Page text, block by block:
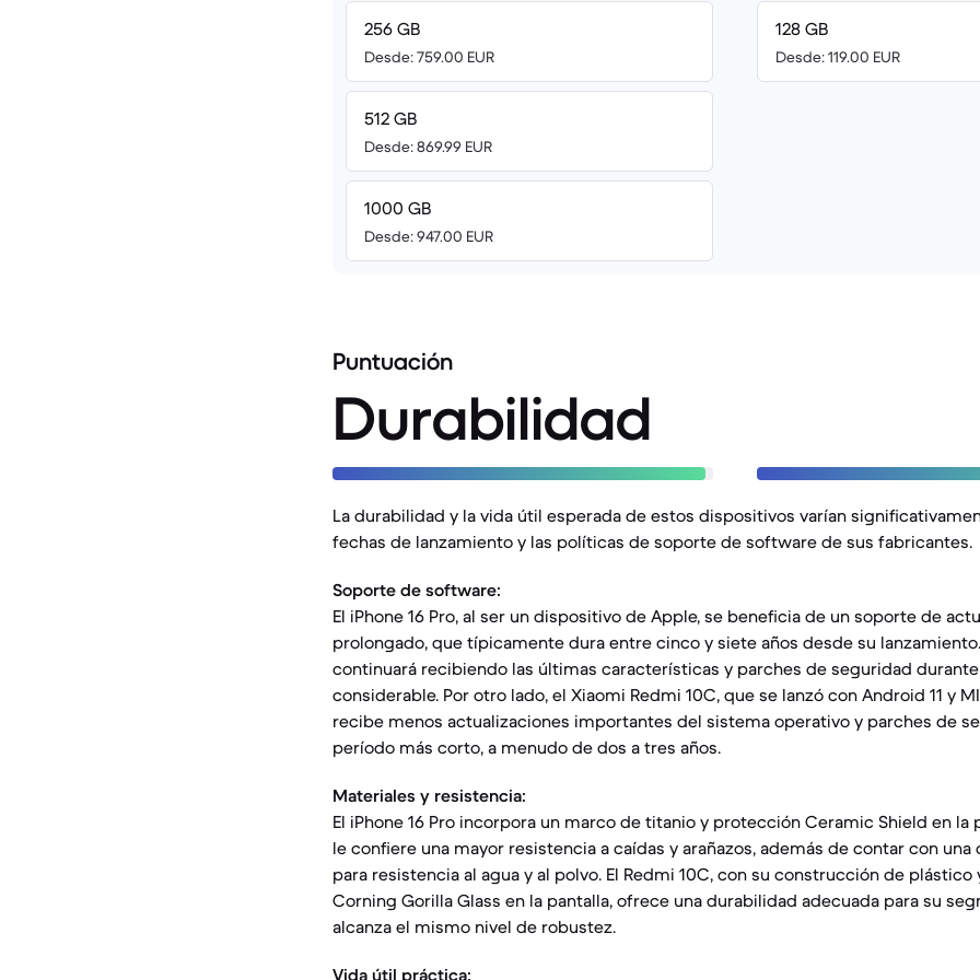
256 GB
Desde: 759.00 EUR
512 GB
Desde: 869.99 EUR
1000 GB
Desde: 947.00 EUR
128 GB
Desde: 119.00 EUR
Puntuación
Durabilidad
La durabilidad y la vida útil esperada de estos dispositivos varían
fechas de lanzamiento y las políticas de soporte de software de sus fabricantes.
Soporte de software:
El iPhone 16 Pro, al ser un dispositivo de Apple, se beneficia de un soporte de
prolongado, que típicamente dura entre cinco y siete años desde su
continuará recibiendo las últimas características y parches de seguridad
considerable. Por otro lado, el Xiaomi Redmi 10C, que se lanzó con Android 11 y
recibe menos actualizaciones importantes del sistema operativo y parches de
período más corto, a menudo de dos a tres años.
Materiales y resistencia:
El iPhone 16 Pro incorpora un marco de titanio y protección Ceramic Shield en la
le confiere una mayor resistencia a caídas y arañazos, además de contar con una
para resistencia al agua y al polvo. El Redmi 10C, con su construcción de
Corning Gorilla Glass en la pantalla, ofrece una durabilidad adecuada para su
alcanza el mismo nivel de robustez.
Vida útil práctica: